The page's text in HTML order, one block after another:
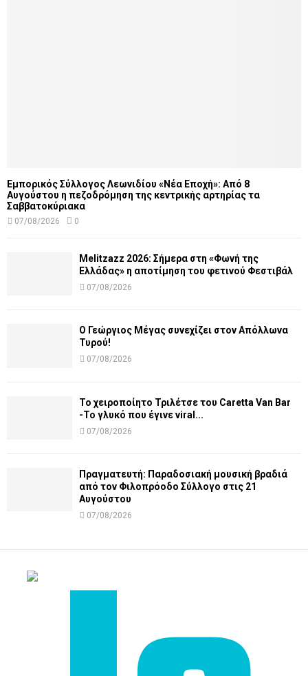
Εμπορικός Σύλλογος Λεωνιδίου «Νέα Εποχή»: Από 8
Αυγούστου η πεζοδρόμηση της κεντρικής αρτηρίας τα
Σαββατοκύριακα
07/08/2026 0
Melitzazz 2026: Σήμερα στη «Φωνή της
Ελλάδας» η αποτίμηση του φετινού Φεστιβάλ
07/08/2026
Ο Γεώργιος Μέγας συνεχίζει στον Απόλλωνα
Τυρού!
07/08/2026
Το χειροποίητο Τριλέτσε του Caretta Van Bar
-Το γλυκό που έγινε viral...
07/08/2026
Πραγματευτή: Παραδοσιακή μουσική βραδιά
από τον Φιλοπρόοδο Σύλλογο στις 21
Αυγούστου
07/08/2026